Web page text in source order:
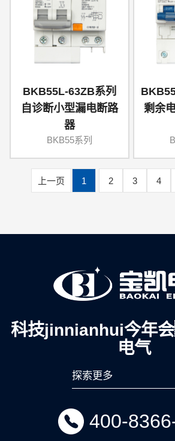
BKB55L-63ZB系列
自诊断小型漏电断路
器
BKB55系列
剩余
上一页 1 2 3 4
科技jinnianhui今年
电气
探索更多
400-